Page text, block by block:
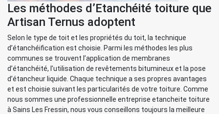
Les méthodes d’Etanchéité toiture que
Artisan Ternus adoptent
Selon le type de toit et les propriétés du toit, la technique
d’étanchéification est choisie. Parmi les méthodes les plus
communes se trouvent l’application de membranes
d’étanchéité, l’utilisation de revêtements bitumineux et la pose
d’étancheur liquide. Chaque technique a ses propres avantages
et est choisie suivant les particularités de votre toiture. Comme
nous sommes une professionnelle entreprise etancheite toiture
à Sains Les Fressin, nous vous conseillons toujours la meilleure